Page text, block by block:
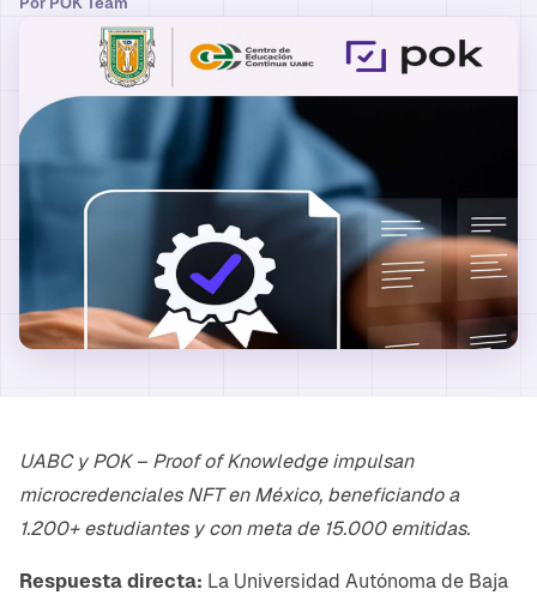
UABC y POK – Proof of Knowledge impulsan
microcredenciales NFT en México, beneficiando a
1.200+ estudiantes y con meta de 15.000 emitidas.
Respuesta directa: La Universidad Autónoma de Baja